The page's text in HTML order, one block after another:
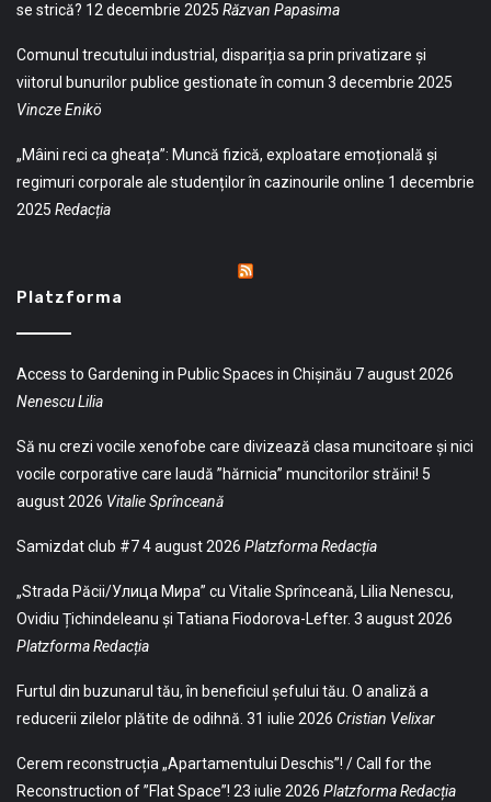
se strică? 12 decembrie 2025 Răzvan Papasima
Comunul trecutului industrial, dispariția sa prin privatizare și
viitorul bunurilor publice gestionate în comun 3 decembrie 2025
Vincze Enikö
„Mâini reci ca gheața”: Muncă fizică, exploatare emoțională și
regimuri corporale ale studenților în cazinourile online 1 decembrie
2025 Redacția
Platzforma
Access to Gardening in Public Spaces in Chișinău 7 august 2026
Nenescu Lilia
Să nu crezi vocile xenofobe care divizează clasa muncitoare și nici
vocile corporative care laudă ”hărnicia” muncitorilor străini! 5
august 2026 Vitalie Sprînceană
Samizdat club #74 august 2026 Platzforma Redacția
„Strada Păcii/Улица Мира” cu Vitalie Sprînceană, Lilia Nenescu,
Ovidiu Țichindeleanu și Tatiana Fiodorova-Lefter. 3 august 2026
Platzforma Redacția
Furtul din buzunarul tău, în beneficiul șefului tău. O analiză a
reducerii zilelor plătite de odihnă. 31 iulie 2026 Cristian Velixar
Cerem reconstrucția „Apartamentului Deschis”! / Call for the
Reconstruction of ”Flat Space”! 23 iulie 2026 Platzforma Redacția